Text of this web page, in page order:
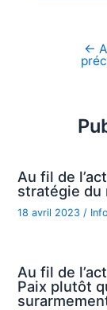
Navigation
←
Au fil de
stratégie du
18 avril 2023/
Au fil de
Paix plutôt